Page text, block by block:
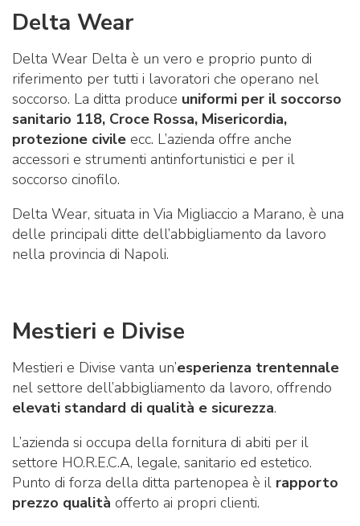
Delta Wear
Delta Wear Delta è un vero e proprio punto di
riferimento per tutti i lavoratori che operano nel
soccorso. La ditta produce uniformi per il soccorso
sanitario 118, Croce Rossa, Misericordia,
protezione civile ecc. L’azienda offre anche
accessori e strumenti antinfortunistici e per il
soccorso cinofilo.
Delta Wear, situata in Via Migliaccio a Marano, è una
delle principali ditte dell’abbigliamento da lavoro
nella provincia di Napoli.
Mestieri e Divise
Mestieri e Divise vanta un’esperienza trentennale
nel settore dell’abbigliamento da lavoro, offrendo
elevati standard di qualità e sicurezza.
L’azienda si occupa della fornitura di abiti per il
settore HO.R.E.C.A, legale, sanitario ed estetico.
Punto di forza della ditta partenopea è il rapporto
prezzo qualità offerto ai propri clienti.